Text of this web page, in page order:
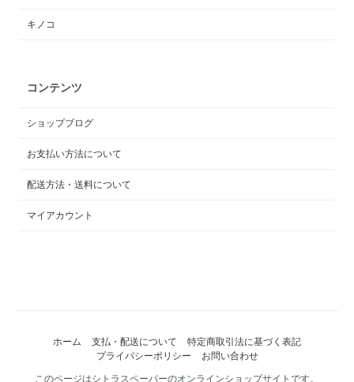
キノコ
コンテンツ
ショップブログ
お支払い方法について
配送方法・送料について
マイアカウント
ホーム 支払・配送について
特定商取引法に基づく表記
プライバシーポリシー
お問い合わせ
このページはシトラスペーパーのオンラインショップサイトです。